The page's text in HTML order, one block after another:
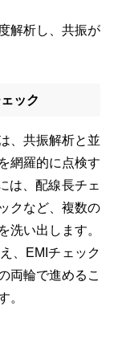
解析し、共振が
ック
、共振解析と並
網羅的に点検す
は、配線長チェ
クなど、複数の
洗い出します。
、EMIチェック
両輪で進めるこ
。